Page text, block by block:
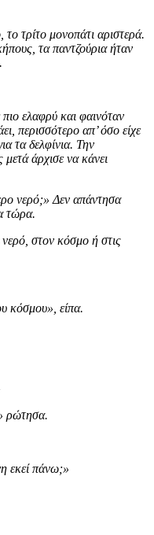
τρίτο μονοπάτι αριστερά.
τα παντζούρια ήταν
ελαφρύ και φαινόταν
περισσότερο απ’ όσο είχε
τα δελφίνια. Την
άρχισε να κάνει
νερό;» Δεν απάντησα
τώρα.
στον κόσμο ή στις
κόσμου», είπα.
ρώτησα.
εκεί πάνω;»